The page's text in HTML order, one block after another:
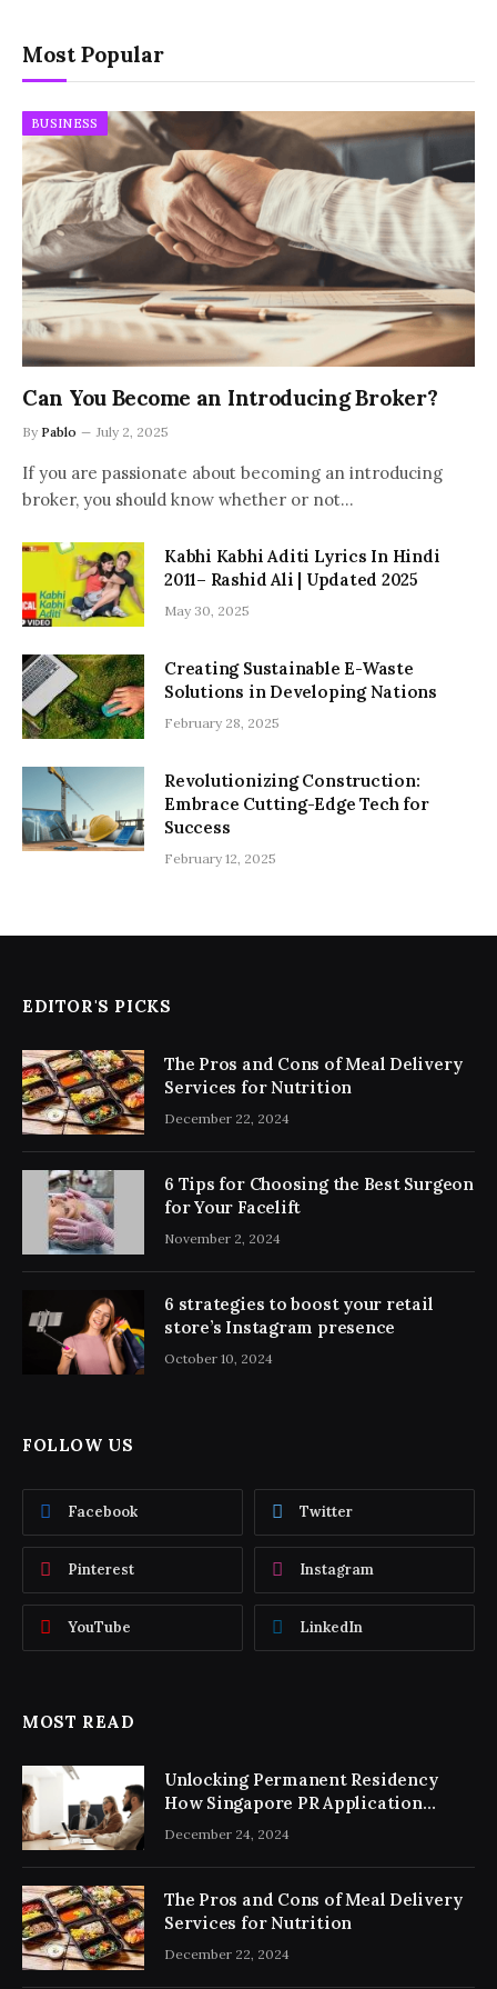
Most Popular
BUSINESS
Can You Become an Introducing Broker?
By Pablo July 2, 2025
If you are passionate about becoming an introducing
broker, you should know whether or not…
Kabhi Kabhi Aditi Lyrics In Hindi
2011– Rashid Ali | Updated 2025
May 30, 2025
Creating Sustainable E-Waste
Solutions in Developing Nations
February 28, 2025
Revolutionizing Construction:
Embrace Cutting-Edge Tech for
Success
February 12, 2025
EDITOR'S PICKS
The Pros and Cons of Meal Delivery
Services for Nutrition
December 22, 2024
6 Tips for Choosing the Best Surgeon
for Your Facelift
November 2, 2024
6 strategies to boost your retail
store’s Instagram presence
October 10, 2024
FOLLOW US
Facebook Twitter
Pinterest Instagram
YouTube LinkedIn
MOST READ
Unlocking Permanent Residency
How Singapore PR Application
Consultancy Simplifies the Process
December 24, 2024
The Pros and Cons of Meal Delivery
Services for Nutrition
December 22, 2024